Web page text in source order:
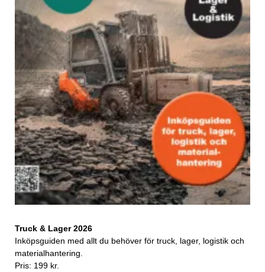
Truck & Lager 2026
Inköpsguiden med allt du behöver för truck, lager, logistik och
materialhantering.
Pris: 199 kr.